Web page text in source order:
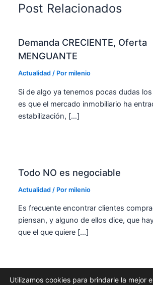
Post Relacionados
Demanda CRECIENTE, Oferta
MENGUANTE
Actualidad / Pormilenio
Si de algo ya tenemos pocas dudas
es que el mercado inmobiliario ha
estabilización, […]
Todo NO es negociable
Actualidad / Pormilenio
Es frecuente encontrar clientes
piensan, y alguno de ellos dice, que
que el que quiere […]
Utilizamos cookies para brindarle la mejor